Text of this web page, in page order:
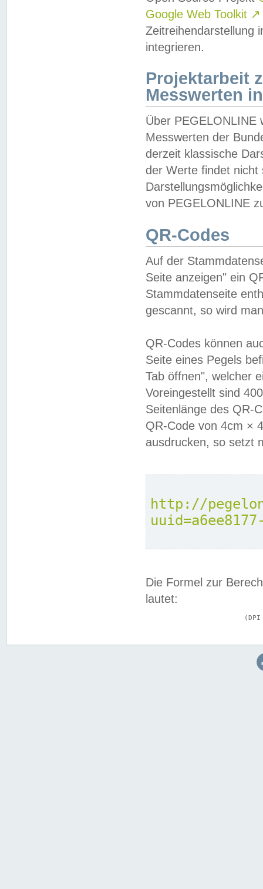
Google Web Toolkit ↗
Zeitreihendarstellung
integrieren.
Projektarbeit
Messwerten
Über PEGELONLINE
Messwerten der
derzeit klassische
der Werte findet
von PEGELONLINE
QR-Codes
Auf der
Seite anzeigen" ein
Stammdatenseite
gescannt, so wird
QR-Codes können
Seite eines Pegels
Tab öffnen", welcher
Voreingestellt sind
Seitenlänge des QR-
QR-Code von 4cm ×
ausdrucken, so setzt
http://
Die Formel zur
lautet: